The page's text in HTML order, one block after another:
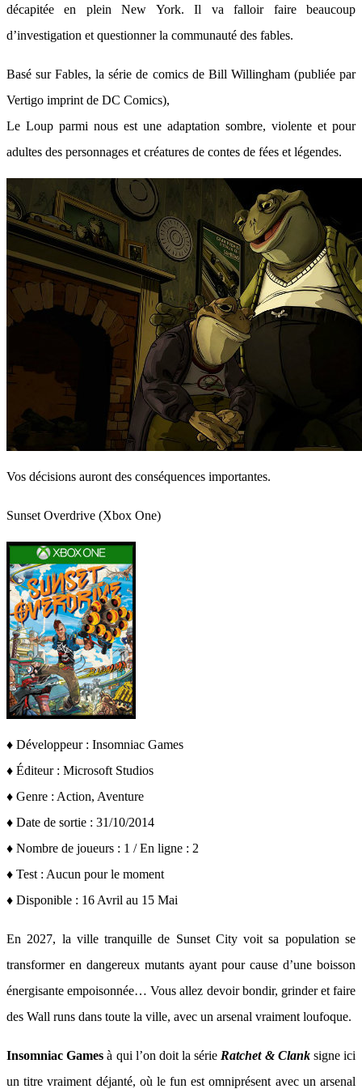
décapitée en plein New York. Il va falloir faire beaucoup
d’investigation et questionner la communauté des fables.
Basé sur Fables, la série de comics de Bill Willingham (publiée par
Vertigo imprint de DC Comics),
Le Loup parmi nous est une adaptation sombre, violente et pour
adultes des personnages et créatures de contes de fées et légendes.
Vos décisions auront des conséquences importantes.
Sunset Overdrive (Xbox One)
♦ Développeur : Insomniac Games
♦ Éditeur : Microsoft Studios
♦ Genre : Action, Aventure
♦ Date de sortie : 31/10/2014
♦ Nombre de joueurs : 1 / En ligne : 2
♦ Test : Aucun pour le moment
♦ Disponible : 16 Avril au 15 Mai
En 2027, la ville tranquille de Sunset City voit sa population se
transformer en dangereux mutants ayant pour cause d’une boisson
énergisante empoisonnée… Vous allez devoir bondir, grinder et faire
des Wall runs dans toute la ville, avec un arsenal vraiment loufoque.
Insomniac Games à qui l’on doit la série Ratchet & Clanksigne ici
un titre vraiment déjanté, où le fun est omniprésent avec un arsenal